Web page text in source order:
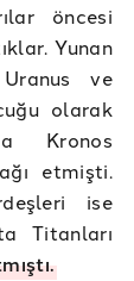
öncesi
Yunan
ve
olarak
Kronos
etmişti.
ise
Titanları